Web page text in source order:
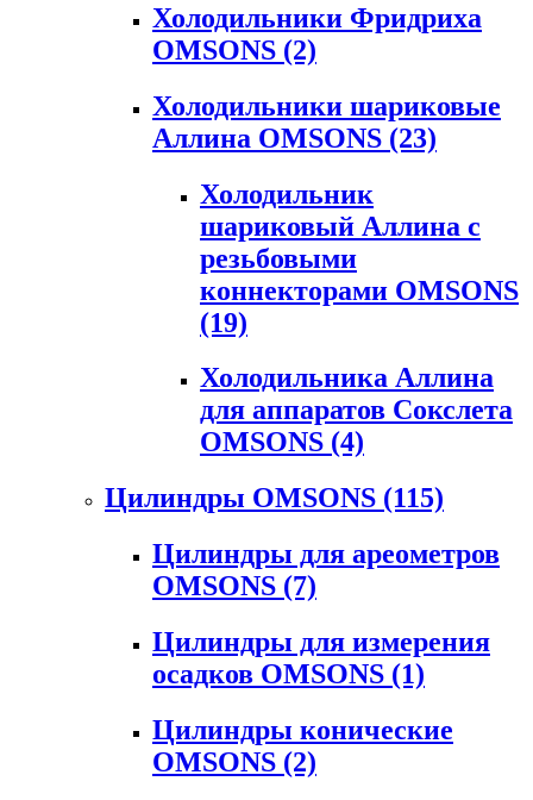
Холодильники Фридриха
OMSONS (2)
Холодильники шариковые
Аллина OMSONS (23)
Холодильник
шариковый Аллина с
резьбовыми
коннекторами OMSONS
(19)
Холодильника Аллина
для аппаратов Сокслета
OMSONS (4)
Цилиндры OMSONS (115)
Цилиндры для ареометров
OMSONS (7)
Цилиндры для измерения
осадков OMSONS (1)
Цилиндры конические
OMSONS (2)